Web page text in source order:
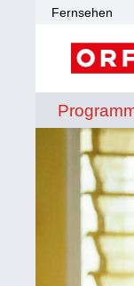
Fernsehen